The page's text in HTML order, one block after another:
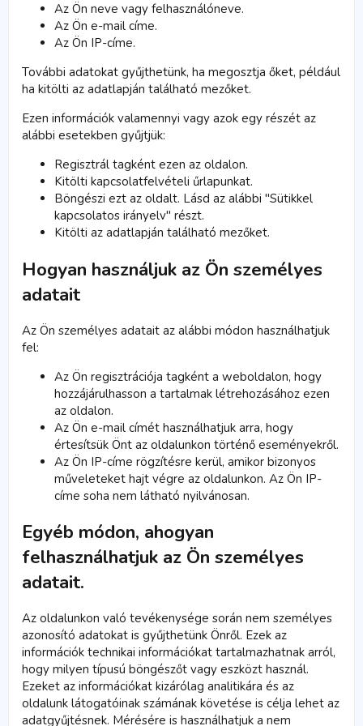
Az Ön neve vagy felhasználóneve.
Az Ön e-mail címe.
Az Ön IP-címe.
További adatokat gyűjthetünk, ha megosztja őket, például
ha kitölti az adatlapján található mezőket.
Ezen információk valamennyi vagy azok egy részét az
alábbi esetekben gyűjtjük:
Regisztrál tagként ezen az oldalon.
Kitölti kapcsolatfelvételi űrlapunkat.
Böngészi ezt az oldalt. Lásd az alábbi "Sütikkel
kapcsolatos irányelv" részt.
Kitölti az adatlapján található mezőket.
Hogyan használjuk az Ön személyes
adatait
Az Ön személyes adatait az alábbi módon használhatjuk
fel:
Az Ön regisztrációja tagként a weboldalon, hogy
hozzájárulhasson a tartalmak létrehozásához ezen
az oldalon.
Az Ön e-mail címét használhatjuk arra, hogy
értesítsük Önt az oldalunkon történő eseményekről.
Az Ön IP-címe rögzítésre kerül, amikor bizonyos
műveleteket hajt végre az oldalunkon. Az Ön IP-
címe soha nem látható nyilvánosan.
Egyéb módon, ahogyan
felhasználhatjuk az Ön személyes
adatait.
Az oldalunkon való tevékenysége során nem személyes
azonosító adatokat is gyűjthetünk Önről. Ezek az
információk technikai információkat tartalmazhatnak arról,
hogy milyen típusú böngészőt vagy eszközt használ.
Ezeket az információkat kizárólag analitikára és az
oldalunk látogatóinak számának követése is célja lehet az
adatgyűjtésnek. Mérésére is használhatjuk a nem